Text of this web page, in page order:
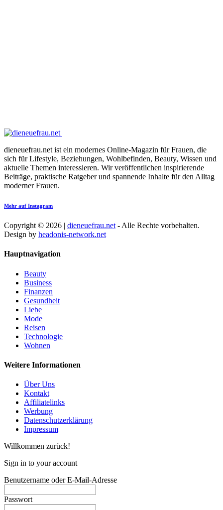
dieneuefrau.net ist ein modernes Online-Magazin für Frauen, die
sich für Lifestyle, Beziehungen, Wohlbefinden, Beauty, Wissen und
aktuelle Themen interessieren. Wir veröffentlichen inspirierende
Beiträge, praktische Ratgeber und spannende Inhalte für den Alltag
moderner Frauen.
Mehr auf Instagram
Copyright © 2026 | dieneuefrau.net - Alle Rechte vorbehalten.
Design by headonis-network.net
Hauptnavigation
Beauty
Business
Finanzen
Gesundheit
Liebe
Mode
Reisen
Technologie
Wohnen
Weitere Informationen
Über Uns
Kontakt
Affiliatelinks
Werbung
Datenschutzerklärung
Impressum
Willkommen zurück!
Sign in to your account
Benutzername oder E-Mail-Adresse
Passwort